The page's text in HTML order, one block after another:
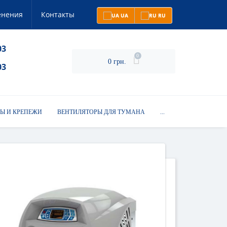
Контакты UA RU
0 грн.
0
И КРЕПЕЖИ ВЕНТИЛЯТОРЫ ДЛЯ ТУМАНА ...